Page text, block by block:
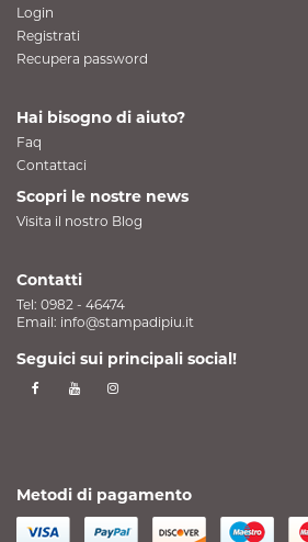
Login
Registrati
Recupera password
Hai bisogno di aiuto?
Faq
Contattaci
Scopri le nostre news
Visita il nostro Blog
Contatti
Tel: 0982 - 46474
Email: info@stampadipiu.it
Seguici sui principali social!
Metodi di pagamento